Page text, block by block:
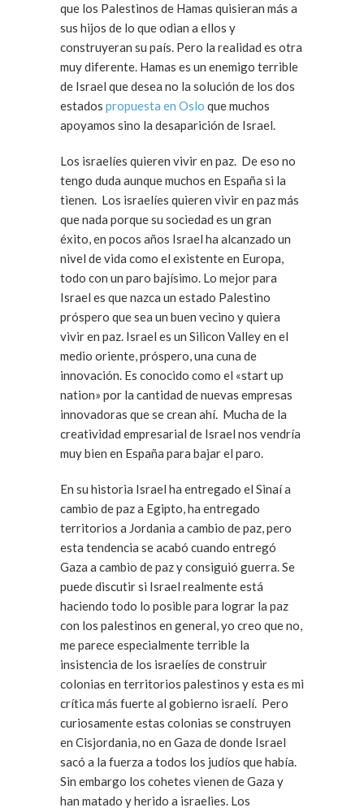
que los Palestinos de Hamas quisieran más a
sus hijos de lo que odian a ellos y
construyeran su país. Pero la realidad es otra
muy diferente. Hamas es un enemigo terrible
de Israel que desea no la solución de los dos
estados propuesta en Oslo que muchos
apoyamos sino la desaparición de Israel.
Los israelíes quieren vivir en paz. De eso no
tengo duda aunque muchos en España si la
tienen. Los israelíes quieren vivir en paz más
que nada porque su sociedad es un gran
éxito, en pocos años Israel ha alcanzado un
nivel de vida como el existente en Europa,
todo con un paro bajísimo. Lo mejor para
Israel es que nazca un estado Palestino
próspero que sea un buen vecino y quiera
vivir en paz. Israel es un Silicon Valley en el
medio oriente, próspero, una cuna de
innovación. Es conocido como el «start up
nation» por la cantidad de nuevas empresas
innovadoras que se crean ahí. Mucha de la
creatividad empresarial de Israel nos vendría
muy bien en España para bajar el paro.
En su historia Israel ha entregado el Sinaí a
cambio de paz a Egipto, ha entregado
territorios a Jordania a cambio de paz, pero
esta tendencia se acabó cuando entregó
Gaza a cambio de paz y consiguió guerra. Se
puede discutir si Israel realmente está
haciendo todo lo posible para lograr la paz
con los palestinos en general, yo creo que no,
me parece especialmente terrible la
insistencia de los israelíes de construir
colonias en territorios palestinos y esta es mi
crítica más fuerte al gobierno israelí. Pero
curiosamente estas colonias se construyen
en Cisjordania, no en Gaza de donde Israel
sacó a la fuerza a todos los judíos que había.
Sin embargo los cohetes vienen de Gaza y
han matado y herido a israelies. Los